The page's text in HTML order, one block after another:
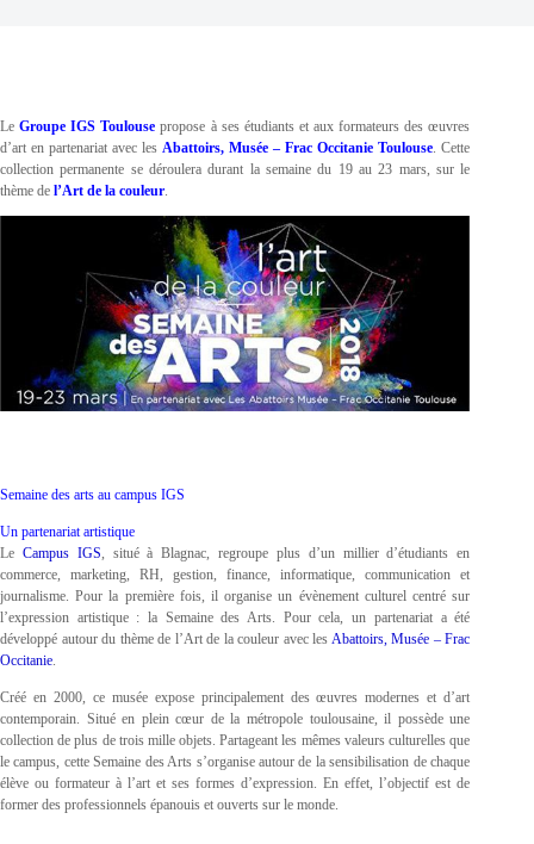
LeGroupe IGS Toulouse propose à ses étudiants et aux formateurs des œuvres
d’art en partenariat avec lesAbattoirs, Musée – Frac Occitanie Toulouse. Cette
collection permanente se déroulera durant la semaine du 19 au 23 mars, sur le
thème de l’Art de la couleur.
Semaine des arts au campus IGS
Un partenariat artistique
Le Campus IGS, situé à Blagnac, regroupe plus d’un millier d’étudiants en
commerce, marketing, RH, gestion, finance, informatique, communication et
journalisme. Pour la première fois, il organise un évènement culturel centré sur
l’expression artistique : la Semaine des Arts. Pour cela, un partenariat a été
développé autour du thème de l’Art de la couleur avec les Abattoirs, Musée – Frac
Occitanie.
Créé en 2000, ce musée expose principalement des œuvres modernes et d’art
contemporain. Situé en plein cœur de la métropole toulousaine, il possède une
collection de plus de trois mille objets. Partageant les mêmes valeurs culturelles que
le campus, cette Semaine des Arts s’organise autour de la sensibilisation de chaque
élève ou formateur à l’art et ses formes d’expression. En effet, l’objectif est de
former des professionnels épanouis et ouverts sur le monde.